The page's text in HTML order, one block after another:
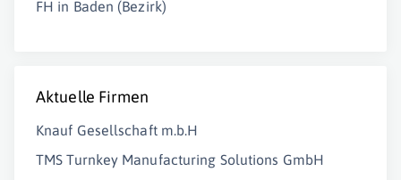
FH in Baden (Bezirk)
Aktuelle Firmen
Knauf Gesellschaft m.b.H
TMS Turnkey Manufacturing Solutions GmbH